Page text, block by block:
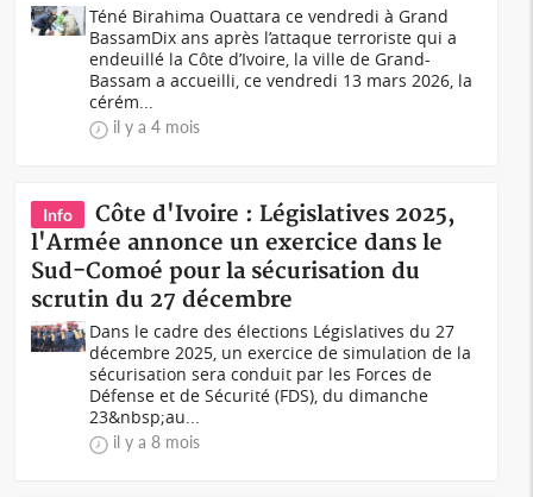
Téné Birahima Ouattara ce vendredi à Grand
BassamDix ans après l’attaque terroriste qui a
endeuillé la Côte d’Ivoire, la ville de Grand-
Bassam a accueilli, ce vendredi 13 mars 2026, la
cérém...
il y a 4 mois
Info
Côte d'Ivoire : Législatives 2025,
l'Armée annonce un exercice dans le
Sud-Comoé pour la sécurisation du
scrutin du 27 décembre
Dans le cadre des élections Législatives du 27
décembre 2025, un exercice de simulation de la
sécurisation sera conduit par les Forces de
Défense et de Sécurité (FDS), du dimanche
23&nbsp;au...
il y a 8 mois